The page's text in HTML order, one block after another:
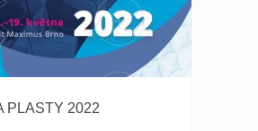
PLASTY 2022